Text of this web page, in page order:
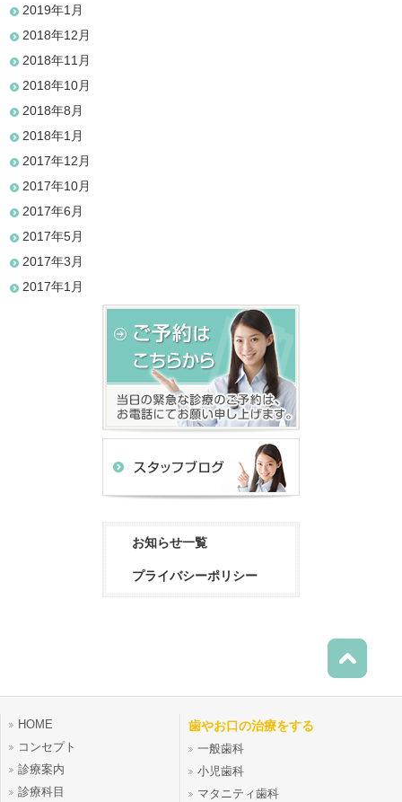
2019年1月
2018年12月
2018年11月
2018年10月
2018年8月
2018年1月
2017年12月
2017年10月
2017年6月
2017年5月
2017年3月
2017年1月
お知らせ一覧
プライバシーポリシー
HOME
コンセプト
診療案内
診療科目
歯やお口の治療をする
一般歯科
小児歯科
マタニティ歯科